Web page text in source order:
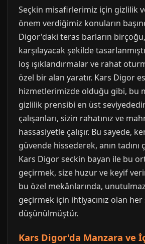
Seçkin misafirlerimiz için gizlilik
önem verdiğimiz konuların
Digor'daki teras barların
karşılayacak şekilde
loş ışıklandırmalar ve rahat
özel bir alan yaratır. Kars Digor
hizmetlerimizde olduğu gibi, bu
gizlilik prensibi en üst
çalışanları, sizin rahatınız ve
hassasiyetle çalışır. Bu sayede,
güvende hissederek, anın tadını
Kars Digor seckin bayan ile bu
geçirmek, size huzur ve keyif
bu özel mekânlarında,
geçirmek için ihtiyacınız olan her
düşünülmüştür.
Kars Digor'da Manzara ve